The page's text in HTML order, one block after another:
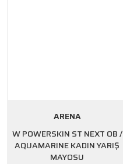
ARENA
W POWERSKIN ST NEXT OB /
AQUAMARINE KADIN YARIŞ
MAYOSU